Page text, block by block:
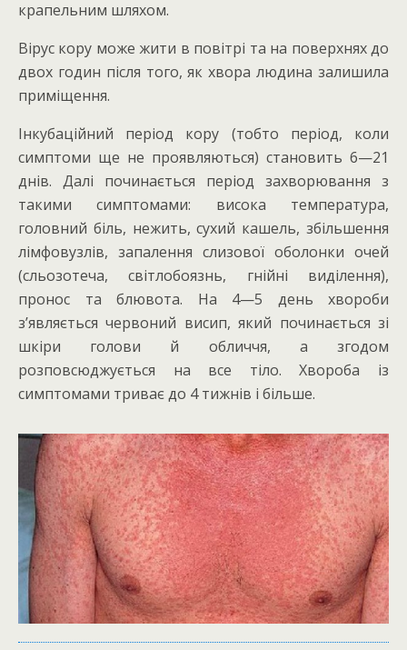
крапельним шляхом.
Вірус кору може жити в повітрі та на поверхнях до
двох годин після того, як хвора людина залишила
приміщення.
Інкубаційний період кору (тобто період, коли
симптоми ще не проявляються) становить 6—21
днів. Далі починається період захворювання з
такими симптомами: висока температура,
головний біль, нежить, сухий кашель, збільшення
лімфовузлів, запалення слизової оболонки очей
(сльозотеча, світлобоязнь, гнійні виділення),
пронос та блювота. На 4—5 день хвороби
з’являється червоний висип, який починається зі
шкіри голови й обличчя, а згодом
розповсюджується на все тіло. Хвороба із
симптомами триває до 4 тижнів і більше.